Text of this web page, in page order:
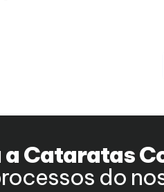
a Cataratas
do